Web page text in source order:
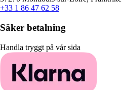
+33 1 86 47 62 58
Säker betalning
Handla tryggt på vår sida